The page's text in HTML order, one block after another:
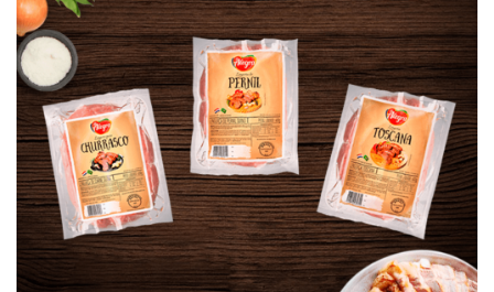
visita. Se
recusar estes
cookies,
algumas
funcionalidades
desaparecerão
do website.
Eu aceito
Cookies de
Publicidade
Ao compartilhar
seus interesses e